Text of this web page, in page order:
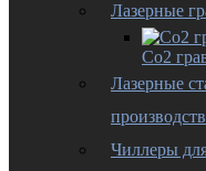
Лазерные
Co2
Лазерные
производств
Чиллеры